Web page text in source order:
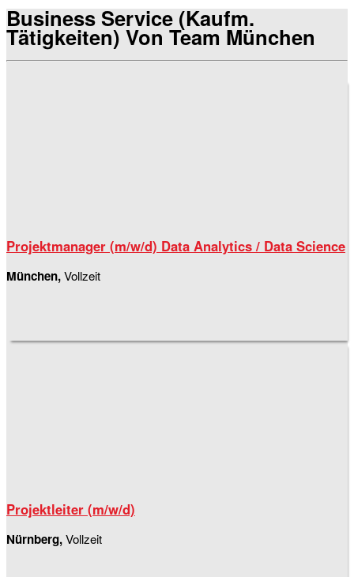
Business Service (kaufm.
Tätigkeiten) Von Team München
Projektmanager (m/w/d) Data Analytics / Data Science
München,Vollzeit
Projektleiter (m/w/d)
Nürnberg,Vollzeit